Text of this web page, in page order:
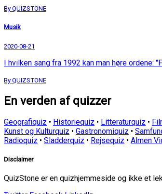
By QUIZSTONE
Musik
2020-08-21
I hvilken sang fra 1992 kan man høre ordene:
By QUIZSTONE
En verden af quizzer
Geografiquiz • Historiequiz • Litteraturquiz •
Kunst og Kulturquiz • Gastronomiquiz •
Radioquiz • Sladderquiz • Rejsequiz • Almen
Disclaimer
QuizStone er en quizhjemmeside og ikke et